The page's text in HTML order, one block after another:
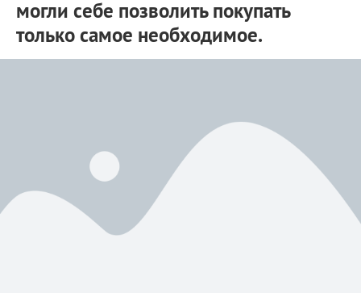
могли себе позволить покупать
только самое необходимое.